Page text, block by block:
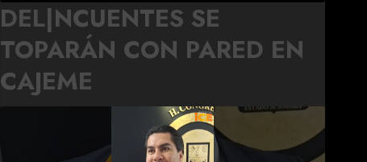
DEL|NCUENTES SE
TOPARÁN CON PARED EN
CAJEME